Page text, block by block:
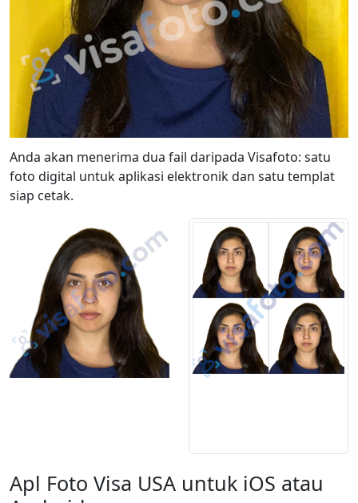
Anda akan menerima dua fail daripada Visafoto: satu
foto digital untuk aplikasi elektronik dan satu templat
siap cetak.
Apl Foto Visa USA untuk iOS atau